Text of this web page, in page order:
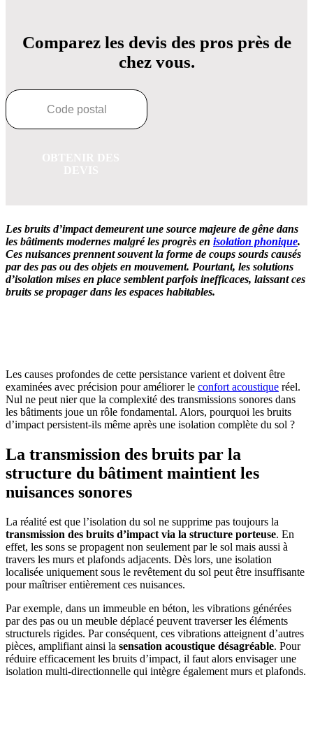
Comparez les devis des pros près de
chez vous.
Les bruits d’impact demeurent une source majeure de gêne dans
les bâtiments modernes malgré les progrès en isolation phonique.
Ces nuisances prennent souvent la forme de coups sourds causés
par des pas ou des objets en mouvement. Pourtant, les solutions
d’isolation mises en place semblent parfois inefficaces, laissant ces
bruits se propager dans les espaces habitables.
Les causes profondes de cette persistance varient et doivent être
examinées avec précision pour améliorer le confort acoustique réel.
Nul ne peut nier que la complexité des transmissions sonores dans
les bâtiments joue un rôle fondamental. Alors, pourquoi les bruits
d’impact persistent-ils même après une isolation complète du sol ?
La transmission des bruits par la
structure du bâtiment maintient les
nuisances sonores
La réalité est que l’isolation du sol ne supprime pas toujours la
transmission des bruits d’impact via la structure porteuse. En
effet, les sons se propagent non seulement par le sol mais aussi à
travers les murs et plafonds adjacents. Dès lors, une isolation
localisée uniquement sous le revêtement du sol peut être insuffisante
pour maîtriser entièrement ces nuisances.
Par exemple, dans un immeuble en béton, les vibrations générées
par des pas ou un meuble déplacé peuvent traverser les éléments
structurels rigides. Par conséquent, ces vibrations atteignent d’autres
pièces, amplifiant ainsi la sensation acoustique désagréable. Pour
réduire efficacement les bruits d’impact, il faut alors envisager une
isolation multi-directionnelle qui intègre également murs et plafonds.